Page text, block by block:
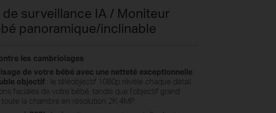
de surveillance IA / Moniteur
panoramique/inclinable
les cambriolages
de votre bébé avec une netteté exceptionnelle
objectif : le téléobjectif 1080p révèle chaque détail
faciales de votre bébé, tandis que l’objectif grand
la chambre en résolution 2K 4MP.